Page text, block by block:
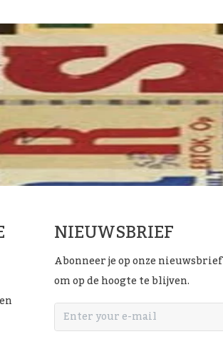
NIEUWSBRIEF
Abonneer je op onze nieuwsbrief
om op de hoogte te blijven.